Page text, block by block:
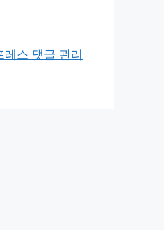
레스 댓글 관리